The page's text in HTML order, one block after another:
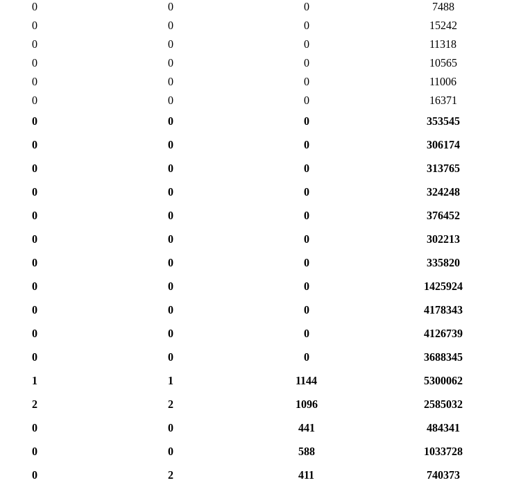
0 0 0
7488
0 0 0
15242
0 0 0
11318
0 0 0
10565
0 0 0
11006
0 0 0
16371
0 0 0 353545
0 0 0 306174
0 0 0 313765
0 0 0 324248
0 0 0 376452
0 0 0 302213
0 0 0 335820
0 0 0 1425924
0 0 0 4178343
0 0 0 4126739
0 0 0 3688345
1 1 1144 5300062
2 2 1096 2585032
0 0 441 484341
0 0 588 1033728
0 2 411 740373